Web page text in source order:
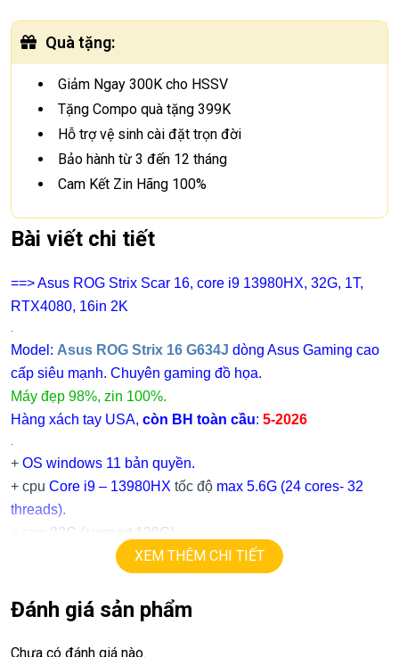
Quà tặng:
Giảm Ngay 300K cho HSSV
Tặng Compo quà tặng 399K
Hỗ trợ vệ sinh cài đặt trọn đời
Bảo hành từ 3 đến 12 tháng
Cam Kết Zin Hãng 100%
Bài viết chi tiết
==> Asus ROG Strix Scar 16, core i9 13980HX, 32G, 1T,
RTX4080, 16in 2K
.
Model: Asus ROG Strix 16 G634J dòng Asus Gaming cao
cấp siêu mạnh. Chuyên gaming đồ họa.
Máy đẹp 98%, zin 100%.
Hàng xách tay USA, còn BH toàn cầu: 5-2026
.
+ OS windows 11 bản quyền.
+ cpu Core i9 – 13980HX tốc độ max 5.6G (24 cores- 32
threads).
32G (support 128G)
+ Vga có 2vga:
==> intel UHD RaptorLake-S graphics
==> vga rờiNvida RTX4080
XEM THÊM CHI TIẾT
Đánh giá sản phẩm
Chưa có đánh giá nào.